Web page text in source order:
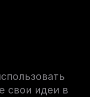
свои идеи в